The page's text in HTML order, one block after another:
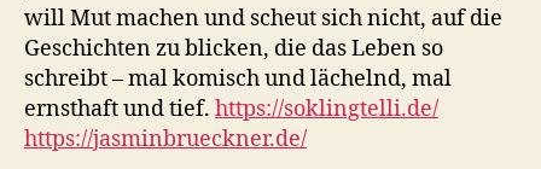
will Mut machen und scheut sich nicht, auf die
Geschichten zu blicken, die das Leben so
schreibt – mal komisch und lächelnd, mal
ernsthaft und tief. https://soklingtelli.de/
https://jasminbrueckner.de/